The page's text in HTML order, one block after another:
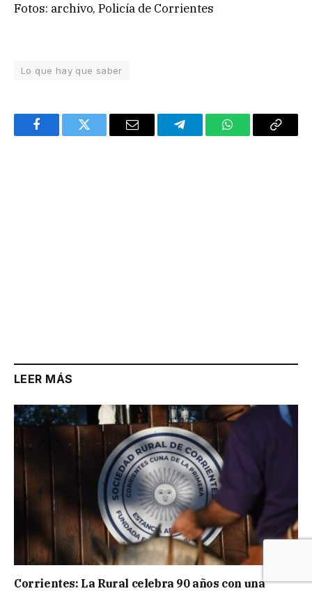
Fotos: archivo, Policía de Corrientes
Lo que hay que saber
FacebookTwitter Email TelegramWhatsAppCopy
LEER MÁS
Corrientes: La Rural celebra 90 años con una